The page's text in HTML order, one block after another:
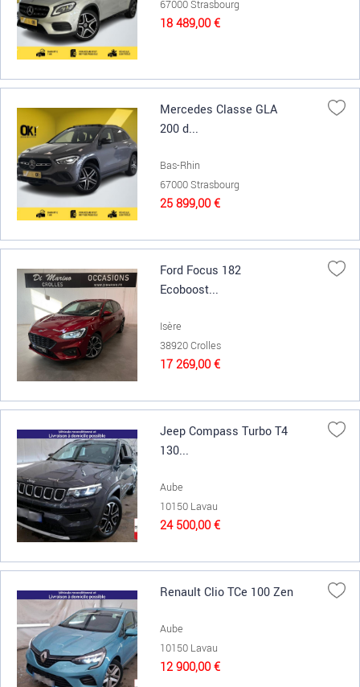
67000 Strasbourg
18 489,00 €
Mercedes Classe GLA
200 d...
Bas-Rhin
67000 Strasbourg
25 899,00 €
Ford Focus 182
Ecoboost...
Isère
38920 Crolles
17 269,00 €
Jeep Compass Turbo T4
130...
Aube
10150 Lavau
24 500,00 €
Renault Clio TCe 100 Zen
Aube
10150 Lavau
12 900,00 €